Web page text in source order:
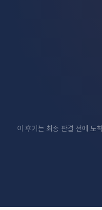
이 후기는 최종 판결 전에 도